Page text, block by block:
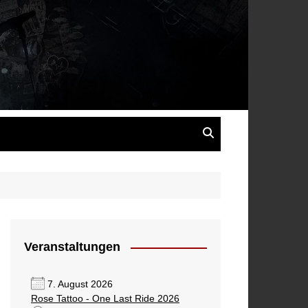
Veranstaltungen
7. August 2026
Rose Tattoo - One Last Ride 2026